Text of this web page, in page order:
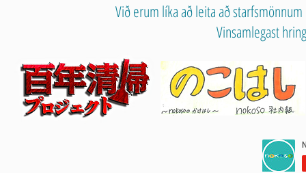
Við erum líka að leita að
Vinsamlegast